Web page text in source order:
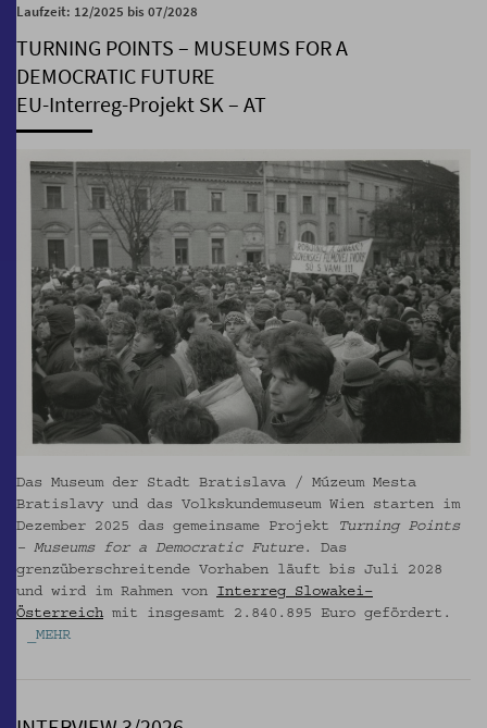
Laufzeit: 12/2025 bis 07/2028
TURNING POINTS – MUSEUMS FOR A
DEMOCRATIC FUTURE
EU-Interreg-Projekt SK – AT
Das Museum der Stadt Bratislava / Múzeum Mesta
Bratislavy und das Volkskundemuseum Wien starten im
Dezember 2025 das gemeinsame Projekt
Turning Points
– Museums for a Democratic Future. Das
grenzüberschreitende Vorhaben läuft bis Juli 2028
und wird im Rahmen von Interreg Slowakei–
Österreich mit insgesamt 2.840.895 Euro gefördert.
_MEHR